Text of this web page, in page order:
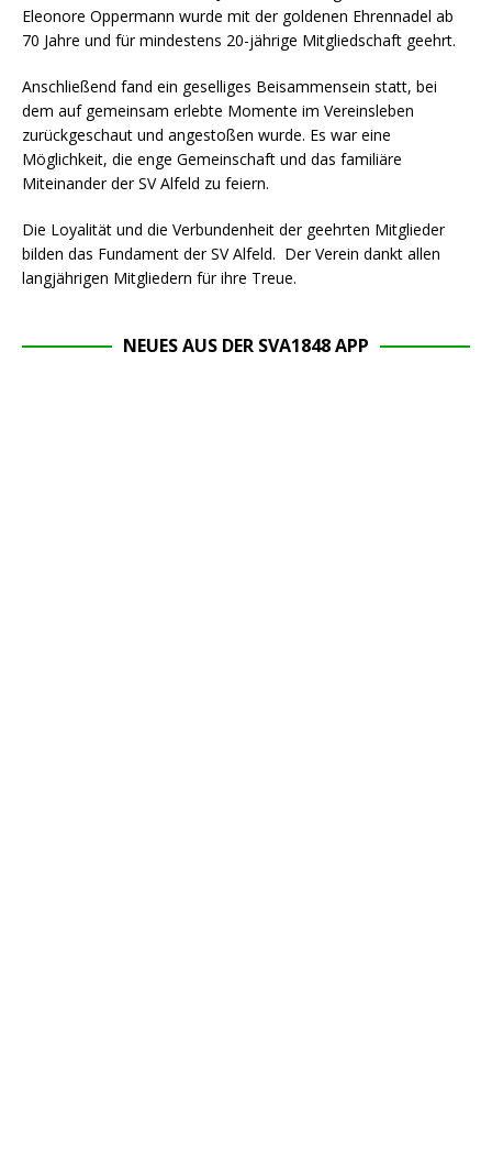
Eleonore Oppermann wurde mit der goldenen Ehrennadel ab
70 Jahre und für mindestens 20-jährige Mitgliedschaft geehrt.
Anschließend fand ein geselliges Beisammensein statt, bei
dem auf gemeinsam erlebte Momente im Vereinsleben
zurückgeschaut und angestoßen wurde. Es war eine
Möglichkeit, die enge Gemeinschaft und das familiäre
Miteinander der SV Alfeld zu feiern.
Die Loyalität und die Verbundenheit der geehrten Mitglieder
bilden das Fundament der SV Alfeld. Der Verein dankt allen
langjährigen Mitgliedern für ihre Treue.
NEUES AUS DER SVA1848 APP